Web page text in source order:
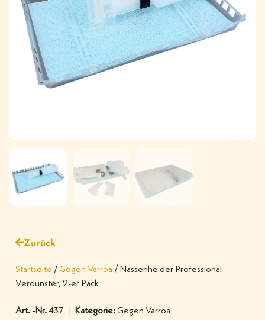
Zurück
Startseite /Gegen Varroa / Nassenheider Professional
Verdunster, 2-er Pack
Art. -Nr.437 Kategorie:Gegen Varroa